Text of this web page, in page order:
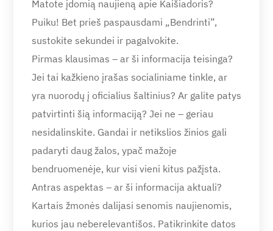
Matote įdomią naujieną apie Kaišiadoris?
Puiku! Bet prieš paspausdami „Bendrinti”,
sustokite sekundei ir pagalvokite.
Pirmas klausimas – ar ši informacija teisinga?
Jei tai kažkieno įrašas socialiniame tinkle, ar
yra nuorodų į oficialius šaltinius? Ar galite patys
patvirtinti šią informaciją? Jei ne – geriau
nesidalinskite. Gandai ir netikslios žinios gali
padaryti daug žalos, ypač mažoje
bendruomenėje, kur visi vieni kitus pažįsta.
Antras aspektas – ar ši informacija aktuali?
Kartais žmonės dalijasi senomis naujienomis,
kurios jau neberelevantišos. Patikrinkite datos